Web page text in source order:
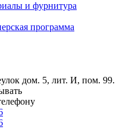
и фурнитура
программа
дом. 5, лит. И, пом. 99.